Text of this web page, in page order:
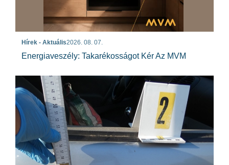
Hírek - Aktuális2026. 08. 07.
Energiaveszély: Takarékosságot Kér Az MVM